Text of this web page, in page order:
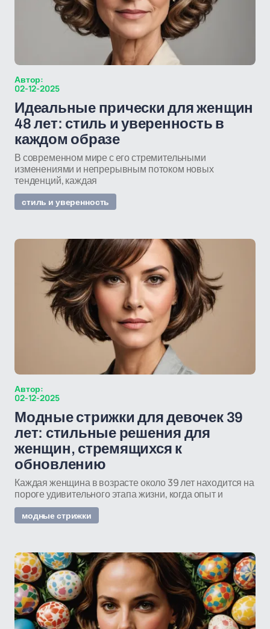
Автор:
02-12-2025
Идеальные прически для женщин
48 лет: стиль и уверенность в
каждом образе
В современном мире с его стремительными
изменениями и непрерывным потоком новых
тенденций, каждая
стиль и уверенность
Автор:
02-12-2025
Модные стрижки для девочек 39
лет: стильные решения для
женщин, стремящихся к
обновлению
Каждая женщина в возрасте около 39 лет находится на
пороге удивительного этапа жизни, когда опыт и
модные стрижки